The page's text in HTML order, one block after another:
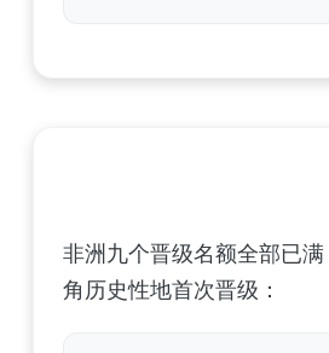
非洲九个晋级名额全部已
角历史性地首次晋级：